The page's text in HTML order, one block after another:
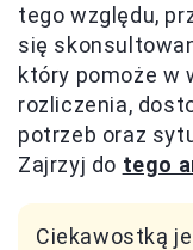
tego względu,
się
który pomoże w
rozliczenia,
potrzeb oraz
Zajrzyj do tego
Ciekawostką